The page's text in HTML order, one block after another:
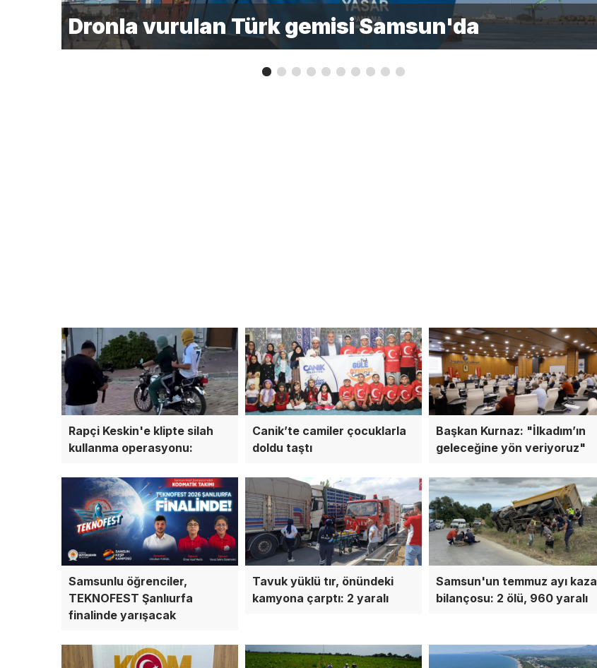
Dronla vurulan Türk gemisi Samsun'da
Rapçi Keskin'e klipte silah
kullanma operasyonu:
Canik’te camiler çocuklarla
doldu taştı
Başkan Kurnaz: "İlkadım’ın
geleceğine yön veriyoruz"
Samsunlu öğrenciler,
TEKNOFEST Şanlıurfa
finalinde yarışacak
Tavuk yüklü tır, önündeki
kamyona çarptı: 2 yaralı
Samsun'un temmuz ayı kaza
bilançosu: 2 ölü, 960 yaralı